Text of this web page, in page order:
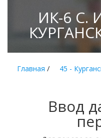
ИК-6 С.
Главная / 45 -
Ввод